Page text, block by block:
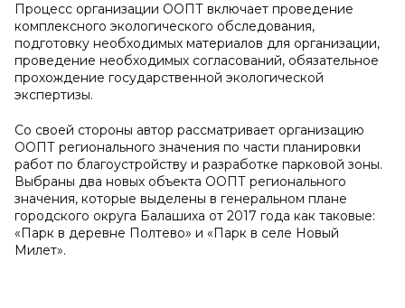
Процесс организации ООПТ включает проведение
комплексного экологического обследования,
подготовку необходимых материалов для организации,
проведение необходимых согласований, обязательное
прохождение государственной экологической
экспертизы.
Со своей стороны автор рассматривает организацию
ООПТ регионального значения по части планировки
работ по благоустройству и разработке парковой зоны.
Выбраны два новых объекта ООПТ регионального
значения, которые выделены в генеральном плане
городского округа Балашиха от 2017 года как таковые:
«Парк в деревне Полтево» и «Парк в селе Новый
Милет».